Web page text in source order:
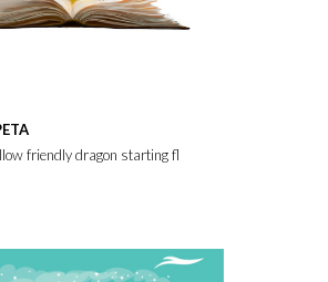
friendly dragon starting flying out of open book;